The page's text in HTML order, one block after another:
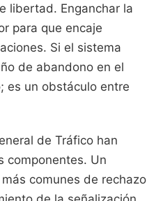
libertad. Enganchar la
para que encaje
Si el sistema
de abandono en el
es un obstáculo entre
de Tráfico han
componentes. Un
comunes de rechazo